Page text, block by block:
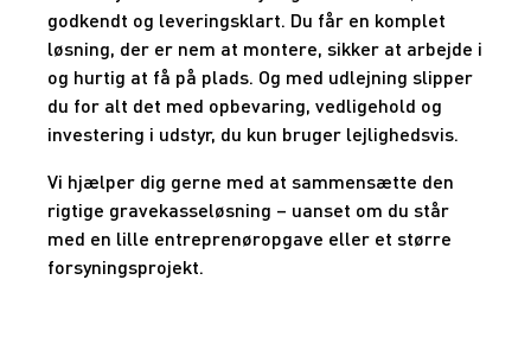
godkendt og leveringsklart. Du får en komplet
løsning, der er nem at montere, sikker at arbejde i
og hurtig at få på plads. Og med udlejning slipper
du for alt det med opbevaring, vedligehold og
investering i udstyr, du kun bruger lejlighedsvis.
Vi hjælper dig gerne med at sammensætte den
rigtige gravekasseløsning – uanset om du står
med en lille entreprenøropgave eller et større
forsyningsprojekt.